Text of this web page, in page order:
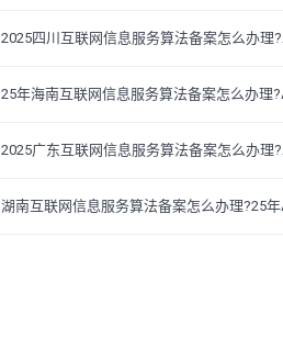
2025四川互联网信息服务算法备案怎么办理
25年海南互联网信息服务算法备案怎么办理
2025广东互联网信息服务算法备案怎么办理
湖南互联网信息服务算法备案怎么办理?25年